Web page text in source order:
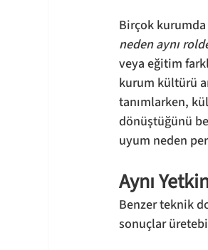
Birçok
neden aynı
veya eğitim
kurum kültürü
tanımlarken,
dönüştüğünü
uyum neden
Aynı
Benzer teknik
sonuçlar